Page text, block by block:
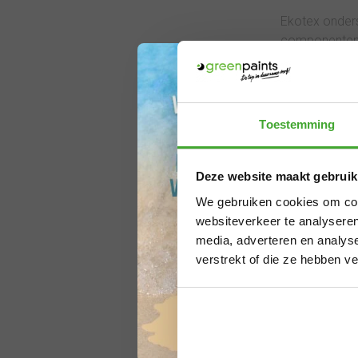
Toestemming
Deze website maakt
We gebruiken cookies om
websiteverkeer te
media, adverteren en
verstrekt of die ze hebben
Ekotex
Complete
Betrouwbare
Bij